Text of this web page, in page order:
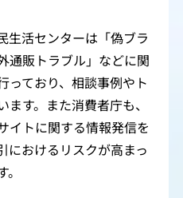
活センターは「偽ブラ
販トラブル」などに関
ており、相談事例やト
す。また消費者庁も、
トに関する情報発信を
おけるリスクが高まっ